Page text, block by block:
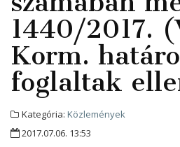
1440/2017.
Korm.
foglaltak
Kategória: Közlemények
2017.07.06. 13:53